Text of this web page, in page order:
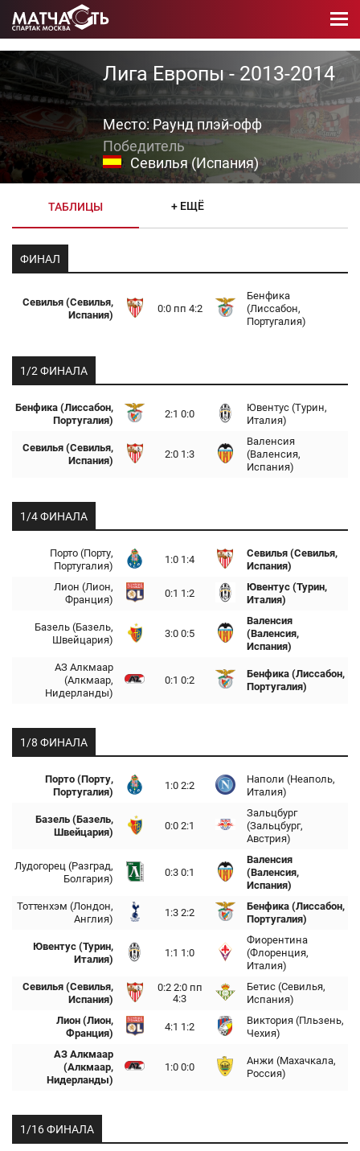
Лига Европы - 2013-2014
Место: Раунд плэй-офф
Севилья (Испания)
ТАБЛИЦЫ + ЕЩЁ
ФИНАЛ
Севилья (Севилья,
Испания)
0:0 пп 4:2
Бенфика
(Лиссабон,
Португалия)
1/2 ФИНАЛА
Бенфика (Лиссабон,
Португалия)
2:1 0:0
Ювентус (Турин,
Италия)
Севилья (Севилья,
Испания)
2:0 1:3
Валенсия
(Валенсия,
Испания)
1/4 ФИНАЛА
Порто (Порту,
Португалия)
1:0 1:4
Севилья (Севилья,
Испания)
Лион (Лион,
Франция)
0:1 1:2
Ювентус (Турин,
Италия)
Базель (Базель,
Швейцария)
3:0 0:5
Валенсия
(Валенсия,
Испания)
АЗ Алкмаар
(Алкмаар,
Нидерланды)
0:1 0:2
Бенфика (Лиссабон,
Португалия)
1/8 ФИНАЛА
Порто (Порту,
Португалия)
1:0 2:2
Наполи (Неаполь,
Италия)
Базель (Базель,
Швейцария)
0:0 2:1
Зальцбург
(Зальцбург,
Австрия)
Лудогорец (Разград,
Болгария)
0:3 0:1
Валенсия
(Валенсия,
Испания)
Тоттенхэм (Лондон,
Англия)
1:3 2:2
Бенфика (Лиссабон,
Португалия)
Ювентус (Турин,
Италия)
1:1 1:0
Фиорентина
(Флоренция,
Италия)
Севилья (Севилья,
Испания)
0:2 2:0 пп
4:3
Бетис (Севилья,
Испания)
Лион (Лион,
Франция)
4:1 1:2
Виктория (Пльзень,
Чехия)
АЗ Алкмаар
(Алкмаар,
Нидерланды)
1:0 0:0
Анжи (Махачкала,
Россия)
1/16 ФИНАЛА